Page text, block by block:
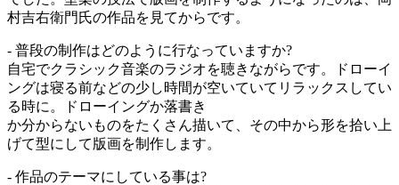
村吉右衛門氏の作品を見てからです。
- 普段の制作はどのように行なっていますか?
自宅でクラシック音楽のラジオを聴きながらです。ドローイ
ングは寝る前などの少し時間が空いていてリラックスしてい
る時に。ドローイングか落書き
か分からないものをたくさん描いて、その中から形を拾い上
げて型にして版画を制作します。
- 作品のテーマにしている事は?